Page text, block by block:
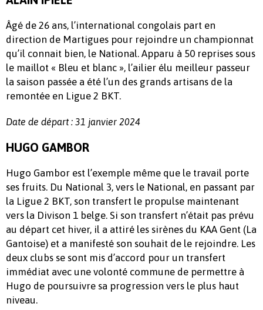
Âgé de 26 ans, l’international congolais part en
direction de Martigues pour rejoindre un championnat
qu’il connait bien, le National. Apparu à 50 reprises sous
le maillot « Bleu et blanc », l’ailier élu meilleur passeur
la saison passée a été l’un des grands artisans de la
remontée en Ligue 2 BKT.
Date de départ : 31 janvier 2024
HUGO GAMBOR
Hugo Gambor est l’exemple même que le travail porte
ses fruits. Du National 3, vers le National, en passant par
la Ligue 2 BKT, son transfert le propulse maintenant
vers la Divison 1 belge. Si son transfert n’était pas prévu
au départ cet hiver, il a attiré les sirènes du KAA Gent (La
Gantoise) et a manifesté son souhait de le rejoindre. Les
deux clubs se sont mis d’accord pour un transfert
immédiat avec une volonté commune de permettre à
Hugo de poursuivre sa progression vers le plus haut
niveau.